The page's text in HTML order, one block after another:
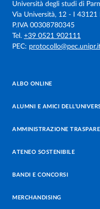
Università degli studi di
Via Università, 12 - I 43121
P.IVA 00308780345
Tel. +39 0521 902111
PEC:
ALBO ONLINE
ALUMNI E AMICI
AMMINISTRAZIONE
ATENEO SOSTENIBILE
BANDI E CONCORSI
MERCHANDISING